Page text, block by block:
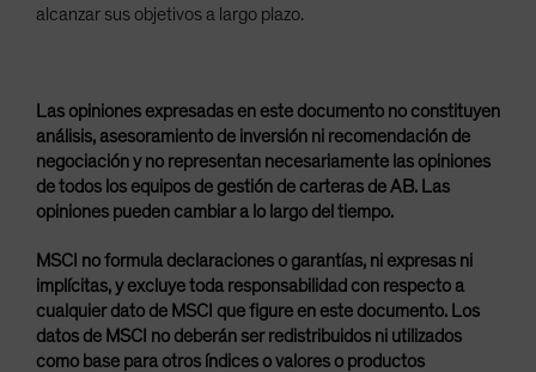
alcanzar sus objetivos a largo plazo.
Las opiniones expresadas en este documento no constituyen
análisis, asesoramiento de inversión ni recomendación de
negociación y no representan necesariamente las opiniones
de todos los equipos de gestión de carteras de AB. Las
opiniones pueden cambiar a lo largo del tiempo.
MSCI no formula declaraciones o garantías, ni expresas ni
implícitas, y excluye toda responsabilidad con respecto a
cualquier dato de MSCI que figure en este documento. Los
datos de MSCI no deberán ser redistribuidos ni utilizados
como base para otros índices o valores o productos